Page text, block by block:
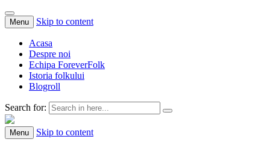
Menu Skip to content
Acasa
Despre noi
Echipa ForeverFolk
Istoria folkului
Blogroll
Search for:
ForeverFolk
Muzica sufletului tau
Menu Skip to content